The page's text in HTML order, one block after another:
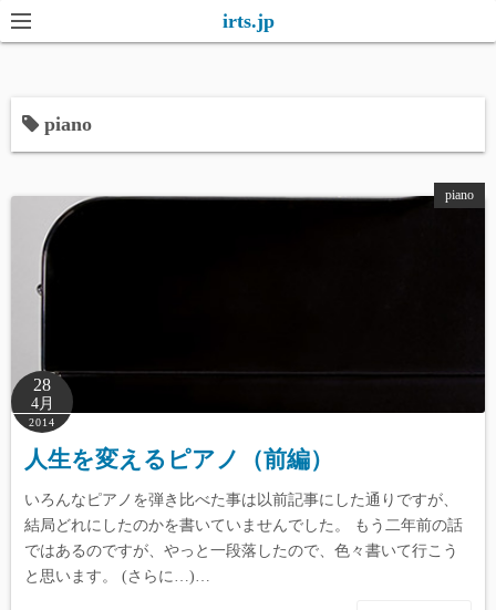
コ
ン
ン
へ
irts.jp
piano
piano
28
4月
2014
人生を変えるピアノ（前編）
いろんなピアノを弾き比べた事は以前記事にした通りですが、
結局どれにしたのかを書いていませんでした。 もう二年前の話
ではあるのですが、やっと一段落したので、色々書いて行こう
と思います。 (さらに…)…